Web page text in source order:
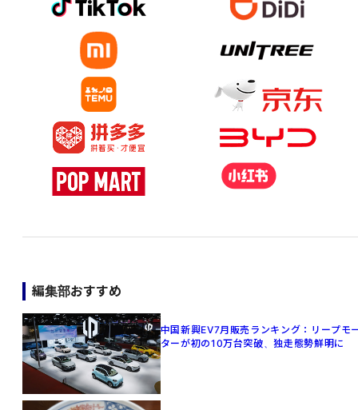
編集部おすすめ
中国新興EV7月販売ランキング：リープモ
ターが初の10万台突破、独走態勢鮮明に